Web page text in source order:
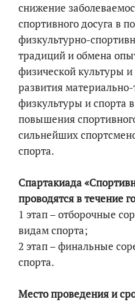
снижение
спортивного досуга в
физкультурно-
традиций и обмена
физической культуры и
развития
физкультуры и спорта
повышения
сильнейших
спорта.
Спартакиада
проводятся в течение
1 этап – отборочные
видам спорта;
2 этап – финальные
спорта.
Место проведения и